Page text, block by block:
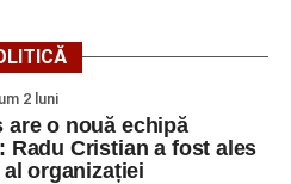
2 luni
are o nouă echipă
Radu Cristian a fost ales
organizației